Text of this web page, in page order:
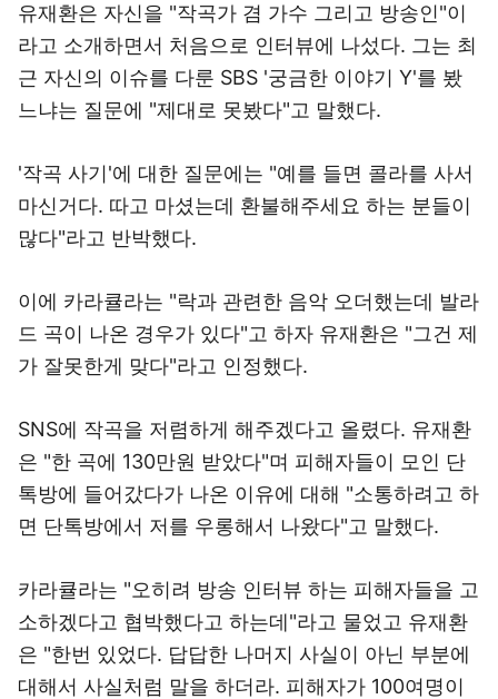
유재환은 자신을 "작곡가 겸 가수 그리고 방송인"이
라고 소개하면서 처음으로 인터뷰에 나섰다. 그는 최
근 자신의 이슈를 다룬 SBS '궁금한 이야기 Y'를 봤
느냐는 질문에 "제대로 못봤다"고 말했다.
'작곡 사기'에 대한 질문에는 "예를 들면 콜라를 사서
마신거다. 따고 마셨는데 환불해주세요 하는 분들이
많다"라고 반박했다.
이에 카라큘라는 "락과 관련한 음악 오더했는데 발라
드 곡이 나온 경우가 있다"고 하자 유재환은 "그건 제
가 잘못한게 맞다"라고 인정했다.
SNS에 작곡을 저렴하게 해주겠다고 올렸다. 유재환
은 "한 곡에 130만원 받았다"며 피해자들이 모인 단
톡방에 들어갔다가 나온 이유에 대해 "소통하려고 하
면 단톡방에서 저를 우롱해서 나왔다"고 말했다.
카라큘라는 "오히려 방송 인터뷰 하는 피해자들을 고
소하겠다고 협박했다고 하는데"라고 물었고 유재환
은 "한번 있었다. 답답한 나머지 사실이 아닌 부분에
대해서 사실처럼 말을 하더라. 피해자가 100여명이